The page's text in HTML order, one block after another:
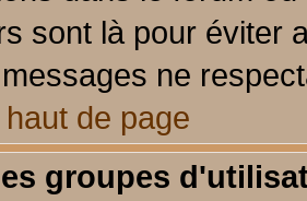
sont là pour éviter
ne
de page
groupes